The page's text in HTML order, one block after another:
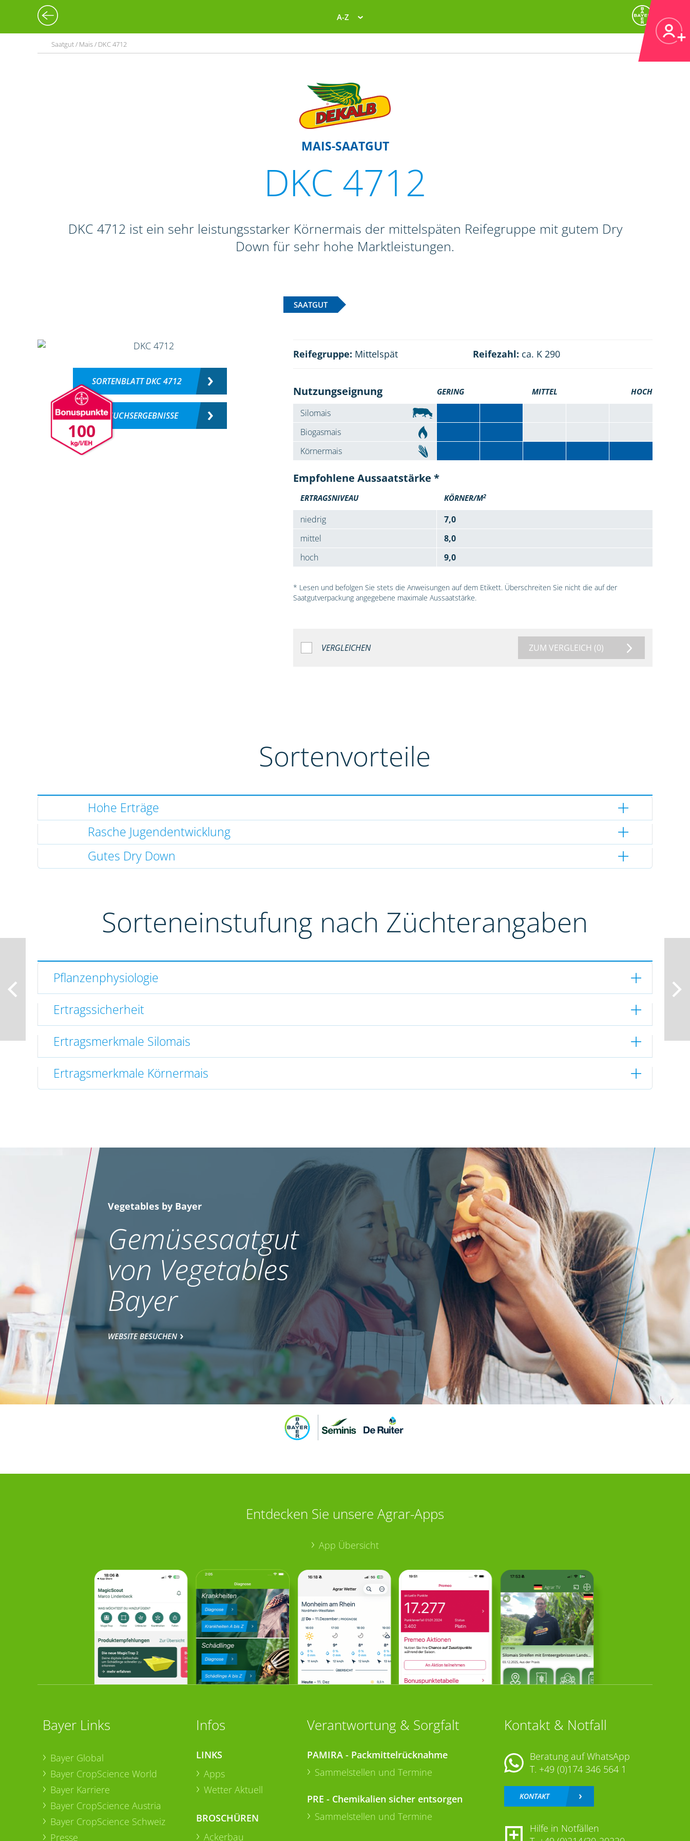
A-Z
Saatgut / Mais / DKC 4712
MAIS-SAATGUT
DKC 4712
DKC 4712 ist ein sehr leistungsstarker Körnermais der mittelspäten Reifegruppe mit gutem Dry
Down für sehr hohe Marktleistungen.
SAATGUT
100
SORTENBLATT DKC 4712
VERSUCHSERGEBNISSE
Reifegruppe: Mittelspät Reifezahl: ca. K 290
Nutzungseignung GERING MITTEL HOCH
Silomais
Biogasmais
Körnermais
Empfohlene Aussaatstärke *
ERTRAGSNIVEAU KÖRNER/M2
niedrig
7,0
mittel
8,0
hoch
9,0
* Lesen und befolgen Sie stets die Anweisungen auf dem Etikett. Überschreiten Sie nicht die auf der
Saatgutverpackung angegebene maximale Aussaatstärke.
VERGLEICHEN ZUM VERGLEICH (0)
Sortenvorteile
Hohe Erträge
Rasche Jugendentwicklung
Gutes Dry Down
Sorteneinstufung nach Züchterangaben
Pflanzenphysiologie
Ertragssicherheit
Ertragsmerkmale Silomais
Ertragsmerkmale Körnermais
Vegetables by Bayer
Gemüsesaatgut
von Vegetables
Bayer
WEBSITE BESUCHEN
Entdecken Sie unsere Agrar-Apps
App Übersicht
Bayer Links
Bayer Global
Bayer CropScience World
Bayer Karriere
Bayer CropScience Austria
Bayer CropScience Schweiz
Presse
Infos
LINKS
Apps
Wetter Aktuell
BROSCHÜREN
Ackerbau
Verantwortung & Sorgfalt
PAMIRA - Packmittelrücknahme
Sammelstellen und Termine
PRE - Chemikalien sicher entsorgen
Sammelstellen und Termine
Kontakt & Notfall
Beratung auf WhatsApp
T. +49 (0)174 346 564 1
KONTAKT
Hilfe in Notfällen